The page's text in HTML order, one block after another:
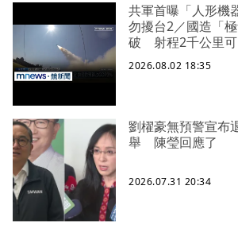
共軍首曝「人形機
勿擾台2／國造「
破 射程2千公里可
2026.08.02 18:35
劉櫂豪無預警宣布
舉 陳瑩回應了
2026.07.31 20:34